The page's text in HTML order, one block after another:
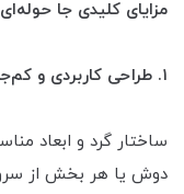
مزایای کلیدی جا
۱. طراحی کاربردی و کم‌جا:
ساختار گرد و ابعاد
دوش یا هر بخش از